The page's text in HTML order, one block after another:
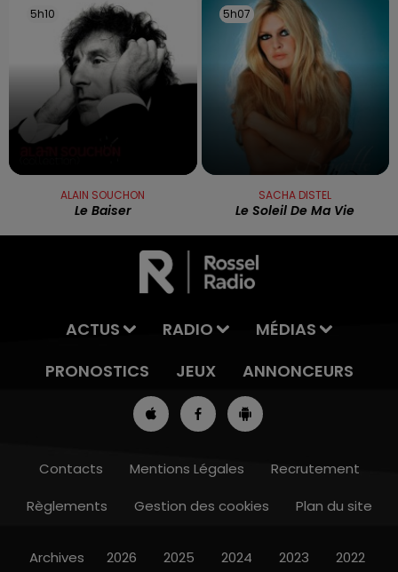
13h00 - 16h00
5h10
5h10
ALAIN SOUCHON
Le Baiser
5h07
5h07
SACHA DISTEL
Le Soleil De Ma Vie
ACTUS RADIO
MÉDIAS
PRONOSTICS
JEUX ANNONCEURS
Contacts Mentions Légales
Recrutement
Règlements
Gestion des cookies Plan du site
Archives 2026 2025 2024 2023 2022